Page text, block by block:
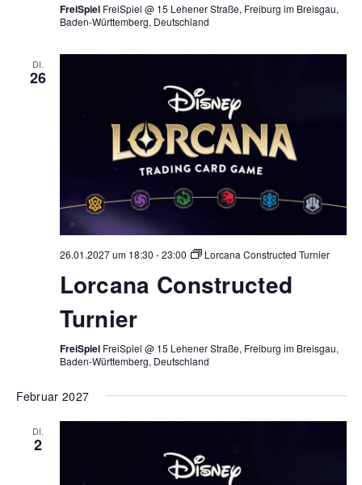
FreiSpiel FreiSpiel @ 15 Lehener Straße, Freiburg im Breisgau,
Baden-Württemberg, Deutschland
DI.
26
26.01.2027 um 18:30 -23:00 Lorcana Constructed Turnier
Lorcana Constructed
Turnier
FreiSpiel FreiSpiel @ 15 Lehener Straße, Freiburg im Breisgau,
Baden-Württemberg, Deutschland
Februar 2027
DI.
2